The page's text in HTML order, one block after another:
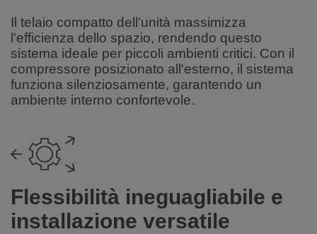
Il telaio compatto dell'unità massimizza
l'efficienza dello spazio, rendendo questo
sistema ideale per piccoli ambienti critici. Con il
compressore posizionato all'esterno, il sistema
funziona silenziosamente, garantendo un
ambiente interno confortevole.
Flessibilità ineguagliabile e
installazione versatile